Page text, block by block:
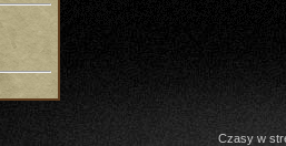
Czasy w